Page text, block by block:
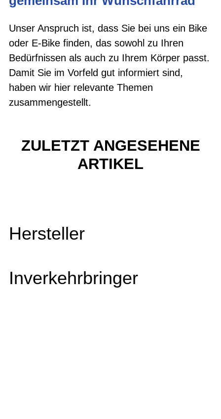
Unser Anspruch ist, dass Sie bei uns ein Bike
oder E-Bike finden, das sowohl zu Ihren
Bedürfnissen als auch zu Ihrem Körper passt.
Damit Sie im Vorfeld gut informiert sind,
haben wir hier relevante Themen
zusammengestellt.
ZULETZT ANGESEHENE
ARTIKEL
Hersteller
Inverkehrbringer